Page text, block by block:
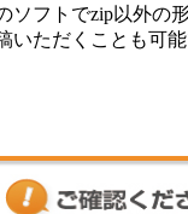
ソフトでzip以外の
いただくことも可